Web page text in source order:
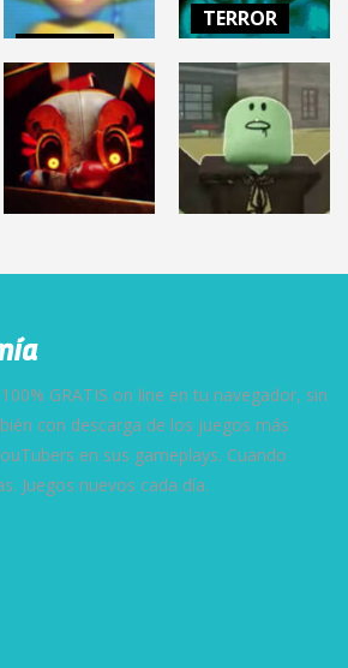
AMANDA THE
ADVENTURER 3
3.11K
TERROR
HUMAN
(Demo)
9.58K
GRATIS on line en tu navegador, sin
con descarga de los juegos más
en sus gameplays. Cuando
Juegos nuevos cada día.